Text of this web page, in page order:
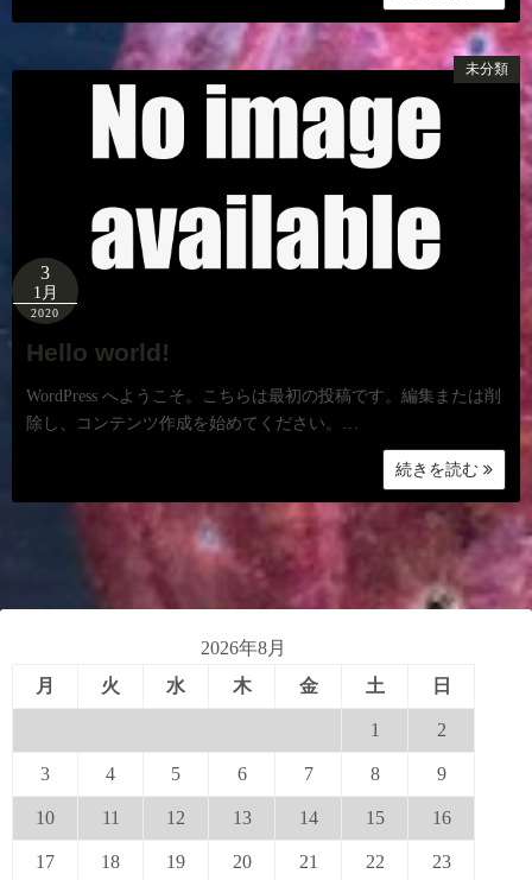
未分類
3
1月
2020
Hello world!
WordPress へようこそ。こちらは最初の投稿です。編集または削
除し、コンテンツ作成を始めてください。…
続きを読む
2026年8月
月
火 水 木 金 土 日
1 2
3 4 5 6 7 8 9
10 11 12 13 14 15 16
17 18 19 20 21 22 23